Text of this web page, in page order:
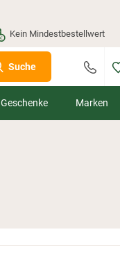
Kein Mindestbestellwert
Suche
Geschenke Marken